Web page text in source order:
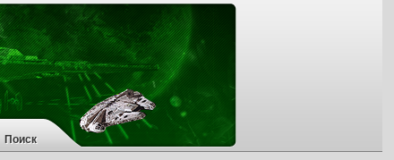
Поиск